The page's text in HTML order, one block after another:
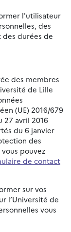
l'utilisateur
des
durées de
des membres
de Lille
(UE) 2016/679
27 avril 2016
du 6 janvier
des
vous pouvez
de contact
sur vos
l’Université de
vous